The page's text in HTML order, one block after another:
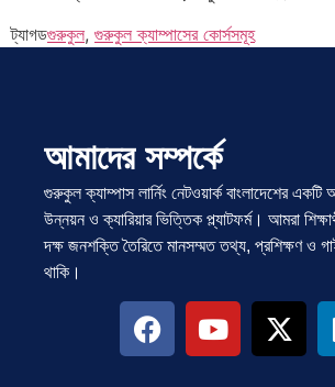
ট্যাগডগুরুকুল, গুরুকুল ক্যাম্পাসের কোর্সসমূহ
আমাদের সম্পর্কে
গুরুকুল ক্যাম্পাস লার্নিং নেটওয়ার্ক বাংলাদেশের একটি
উন্নয়ন ও ক্যারিয়ার ভিত্তিক প্ল্যাটফর্ম। আমরা
দক্ষ জনশক্তি তৈরিতে মানসম্মত তথ্য, প্রশিক্ষণ ও
থাকি।